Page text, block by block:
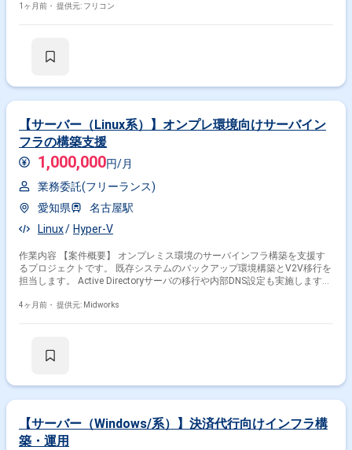
Spoke環境でのAzure設計構築、Terraformによる構築作業、CCoE推進支
1ヶ月前・ 提供元: フリコン
【サーバー（Linux系）】オンプレ環境向けサーバイン
フラの構築支援
1,000,000円/月
業務委託(フリーランス)
愛知県
名古屋駅
Linux
Hyper-V
作業内容 【案件概要】 オンプレミス環境のサーバインフラ構築を支援す
るプロジェクトです。 既存システムのバックアップ環境構築とV2V移行を
担当します。 Active Directoryサーバの移行や内部DNS設定も実施します。
行います。 安定したオンプレ環境を構築し、運用効率の向上に貢献しま
想マシンの作成と設定
4ヶ月前・ 提供元: Midworks
【サーバー（Windows/系）】決済代行向けインフラ構
築・運用